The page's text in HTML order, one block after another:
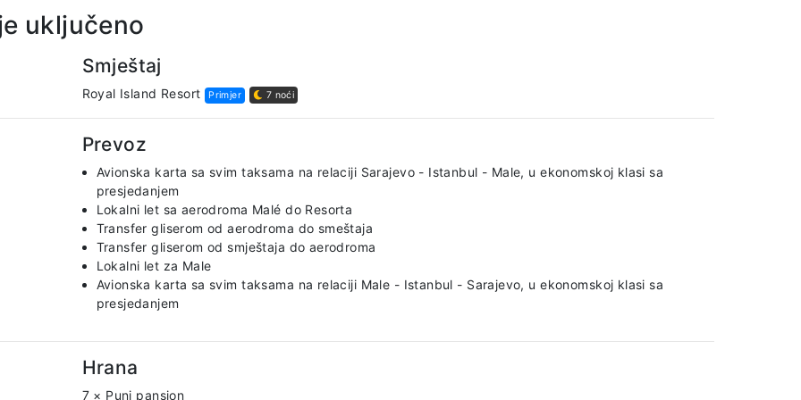
uključeno
Smještaj
Royal Island Resort Primjer 7 noći
Prevoz
Avionska karta sa svim taksama na relaciji Sarajevo - Istanbul - Male, u ekonomskoj klasi sa
presjedanjem
Lokalni let sa aerodroma Malé do Resorta
Transfer gliserom od aerodroma do smeštaja
Transfer gliserom od smještaja do aerodroma
Lokalni let za Male
Avionska karta sa svim taksama na relaciji Male - Istanbul - Sarajevo, u ekonomskoj klasi sa
presjedanjem
Hrana
7 × Puni pansion